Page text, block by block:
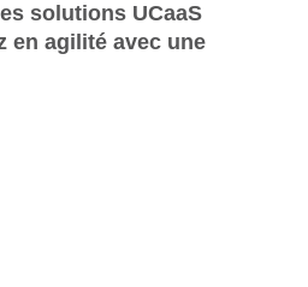
solutions UCaaS
en agilité avec une